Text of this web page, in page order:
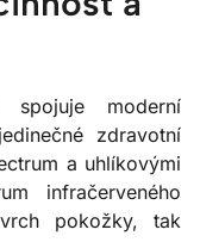
moderní
zdravotní
a uhlíkovými
infračerveného
pokožky, tak